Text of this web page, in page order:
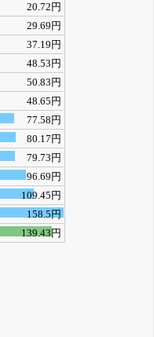
20.72円
29.69円
37.19円
48.53円
50.83円
48.65円
77.58円
80.17円
79.73円
96.69円
109.45円
158.5円
139.43円